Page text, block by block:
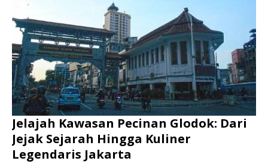
Jelajah Kawasan Pecinan Glodok: Dari
Jejak Sejarah Hingga Kuliner
Legendaris Jakarta